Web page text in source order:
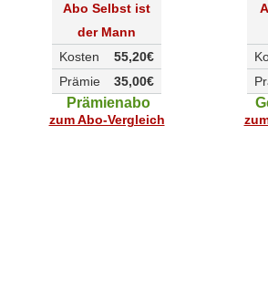
Abo Selbst ist
der Mann
55,20€
Kosten
35,00€
Prämie
Prämienabo
zum Abo-Vergleich